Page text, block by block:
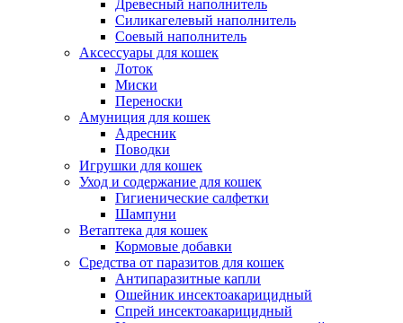
Древесный наполнитель
Силикагелевый наполнитель
Соевый наполнитель
Аксессуары для кошек
Лоток
Миски
Переноски
Амуниция для кошек
Адресник
Поводки
Игрушки для кошек
Уход и содержание для кошек
Гигиенические салфетки
Шампуни
Ветаптека для кошек
Кормовые добавки
Средства от паразитов для кошек
Антипаразитные капли
Ошейник инсектоакарицидный
Спрей инсектоакарицидный